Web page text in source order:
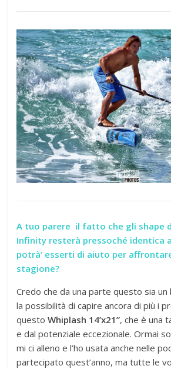
A tuo parere il fatto che gli shape
Infinity resterà pressoché identica
potrà’ esserti di aiuto per
stagione?
Credo che da una parte questo sia
la possibilità di capire ancora di più i
questoWhiplash 14’x21”, che è una
e dal potenziale eccezionale. Ormai
mi ci alleno e l’ho usata anche nelle
partecipato quest’anno, ma tutte le